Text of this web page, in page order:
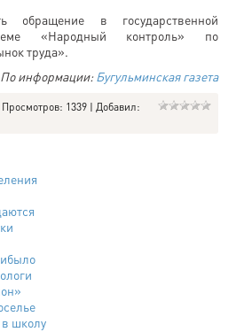
обращение в государственной
«Народный контроль» по
труда».
По информации:Бугульминская газета
Просмотров: 1339 | Добавил:
в школу